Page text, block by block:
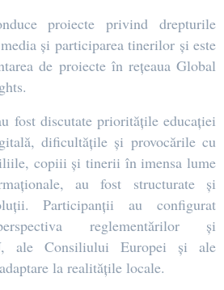
proiecte privind drepturile
și participarea tinerilor și este
de proiecte în rețeaua Global
fost discutate prioritățile educației
dificultățile și provocările cu
copiii și tinerii în imensa lume
au fost structurate și
Participanții au configurat
reglementărilor și
ale Consiliului Europei și ale
la realitățile locale.